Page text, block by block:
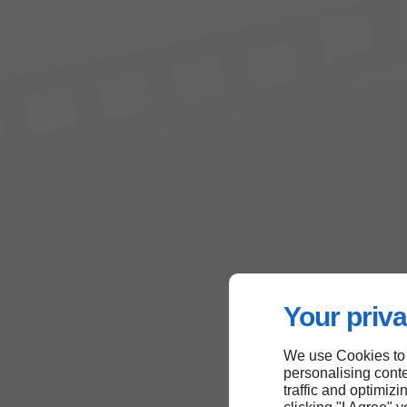
Your
We use Cookies
personalising
traffic and